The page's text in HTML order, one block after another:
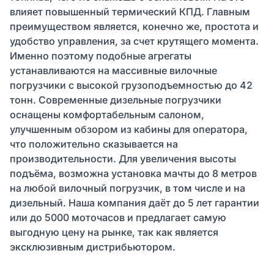
влияет повышенный термический КПД. Главным
преимуществом является, конечно же, простота и
удобство управления, за счет крутящего момента.
Именно поэтому подобные агрегаты
устанавливаются на массивные вилочные
погрузчики с высокой грузоподъемностью до 42
тонн. Современные дизельные погрузчики
оснащены комфортабельным салоном,
улучшенным обзором из кабины для оператора,
что положительно сказывается на
производительности. Для увеличения высоты
подъёма, возможна установка мачты до 8 метров
на любой вилочный погрузчик, в том числе и на
дизельный. Наша компания даёт до 5 лет гарантии
или до 5000 моточасов и предлагает самую
выгодную цену на рынке, так как является
эксклюзивным дистрибьютором.